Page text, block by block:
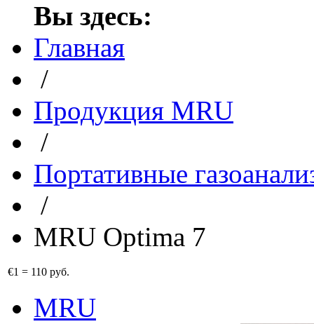
Вы здесь:
Главная
/
Продукция MRU
/
Портативные
/
MRU Optima 7
€1 = 110 руб.
MRU